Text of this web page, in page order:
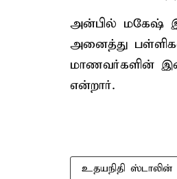
அன்பில் மகேஷ்
அனைத்து
மாணவர்களின்
என்றார்.
உதயநிதி ஸ்டாலின்